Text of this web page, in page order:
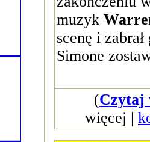
muzyk
scenę i
Simone
(Czytaj
więcej |